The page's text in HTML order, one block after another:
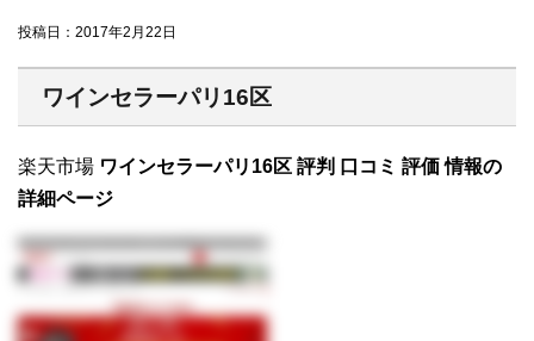
投稿日： 2017年2月22日
ワインセラーパリ16区
楽天市場 ワインセラーパリ16区 評判 口コミ 評価 情報の
詳細ページ